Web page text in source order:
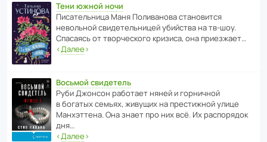
Тени южной ночи
Писа­тель­ница Маня Поли­ва­нова стано­вится
невольной свиде­тель­ницей убийства на тв-шоу.
Спасаясь от твор­че­с­кого кризиса, она приезжает…
‹Далее›
Восьмой свидетель
Руби Джонсон рабо­тает няней и горни­чной
в богатых семьях, живущих на прес­ти­жной улице
Манх­эт­тена. Она знает про них всё. Их распо­рядок
дня…
‹Далее›